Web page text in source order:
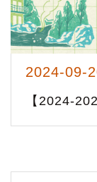
2024-09-
【2024-